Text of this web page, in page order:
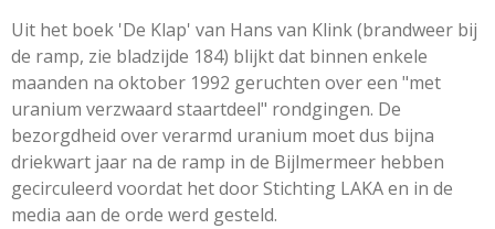
Uit het boek 'De Klap' van Hans van Klink (brandweer bij
de ramp, zie bladzijde 184) blijkt dat binnen enkele
maanden na oktober 1992 geruchten over een "met
uranium verzwaard staartdeel" rondgingen. De
bezorgdheid over verarmd uranium moet dus bijna
driekwart jaar na de ramp in de Bijlmermeer hebben
gecirculeerd voordat het door Stichting LAKA en in de
media aan de orde werd gesteld.